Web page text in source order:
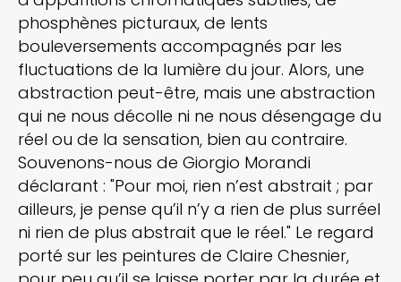
phosphènes picturaux, de lents
bouleversements accompagnés par les
fluctuations de la lumière du jour. Alors, une
abstraction peut-être, mais une abstraction
qui ne nous décolle ni ne nous désengage du
réel ou de la sensation, bien au contraire.
Souvenons-nous de Giorgio Morandi
déclarant : "Pour moi, rien n’est abstrait ; par
ailleurs, je pense qu’il n’y a rien de plus surréel
ni rien de plus abstrait que le réel." Le regard
porté sur les peintures de Claire Chesnier,